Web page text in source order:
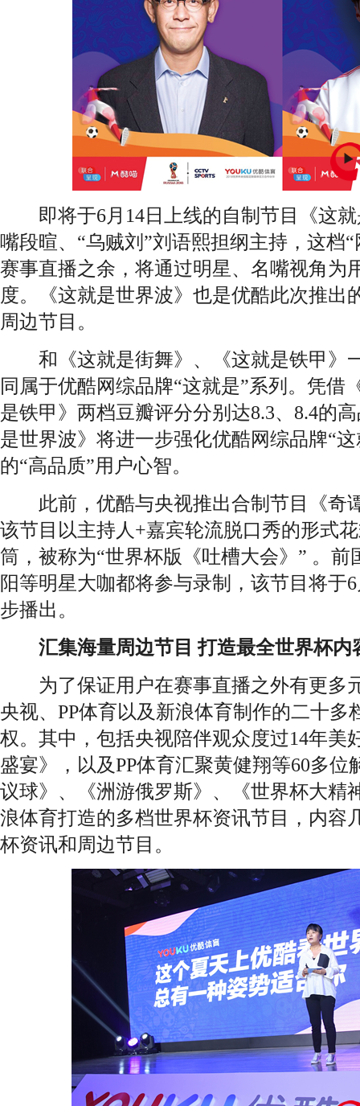
即将于6月14日上线的自制节目《这就
嘴段暄、“乌贼刘”刘语熙担纲主持，这档
赛事直播之余，将通过明星、名嘴视角为
度。《这就是世界波》也是优酷此次推出
周边节目。
和《这就是街舞》、《这就是铁甲》
同属于优酷网综品牌“这就是”系列。凭借
是铁甲》两档豆瓣评分分别达8.3、8.4的
是世界波》将进一步强化优酷网综品牌“
的“高品质”用户心智。
此前，优酷与央视推出合制节目《奇
该节目以主持人+嘉宾轮流脱口秀的形式
筒，被称为“世界杯版《吐槽大会》” 。
阳等明星大咖都将参与录制，该节目将于
步播出。
汇集海量周边节目 打造最全世界杯内
为了保证用户在赛事直播之外有更多
央视、PP体育以及新浪体育制作的二十多
权。其中，包括央视陪伴观众度过14年美
盛宴》，以及PP体育汇聚黄健翔等60多
议球》、《洲游俄罗斯》、《世界杯大精
浪体育打造的多档世界杯资讯节目，内容
杯资讯和周边节目。